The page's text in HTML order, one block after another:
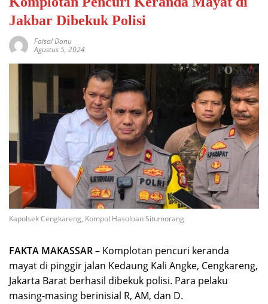
Jakbar Dibekuk Polisi
Faisal Danu
Agustus 5, 2024
Kapolsek Cengkareng, Kompol Hasoloan Situmorang
FAKTA MAKASSAR– Komplotan pencuri keranda
mayat di pinggir jalan Kedaung Kali Angke, Cengkareng,
Jakarta Barat berhasil dibekuk polisi. Para pelaku
masing-masing berinisial R, AM, dan D.